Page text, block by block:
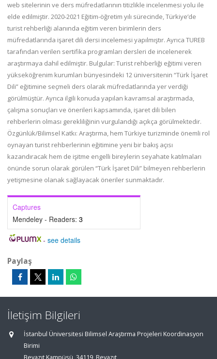
web sitelerinin ve ders müfredatlarının titizlikle incelenmesi yolu ile
elde edilmiştir. 2020-2021 Eğitim-öğretim yılı sürecinde, Türkiye’de
turist rehberliği alanında eğitim veren birimlerin ders
müfredatlarında işaret dili dersi incelemesi yapılmıştır. Ayrıca TUREB
tarafından verilen sertifika programları dersleri de incelenerek
araştırmaya dahil edilmiştir. Bulgular: Turist rehberliği eğitimi veren
yükseköğrenim kurumları bünyesindeki 12 üniversitenin “Türk İşaret
Dili” eğitimine seçmeli ders olarak müfredatlarında yer verdiği
görülmüştür. Ayrıca ilgili konuda yapılan kavramsal araştırmada,
çalışma sonuçları ve önerileri kapsamında, işaret dili bilen
rehberlerin olması gerekliliğinin vurgulandığı açıkça görülmektedir.
Özgünlük/Bilimsel Katkı: Araştırma, hem Türkiye turizminde önemli rol
oynayan turist rehberlerinin eğitimine yeni bir bakış açısı
kazandıracak hem de işitme engelli bireylerin seyahate katılmaları
önünde sorun olarak görülen “Türk İşaret Dili” bilmeyen rehberlerin
yetişmesine olanak sağlayacak öneriler sunmaktadır.
Captures
Mendeley - Readers: 3
- see details
Paylaş
İletişim Bilgileri
İstanbul Üniversitesi Bilimsel Araştırma Projeleri Koordinasyon
Birimi
Beyazıt Kampüsü, 34119, Beyazıt